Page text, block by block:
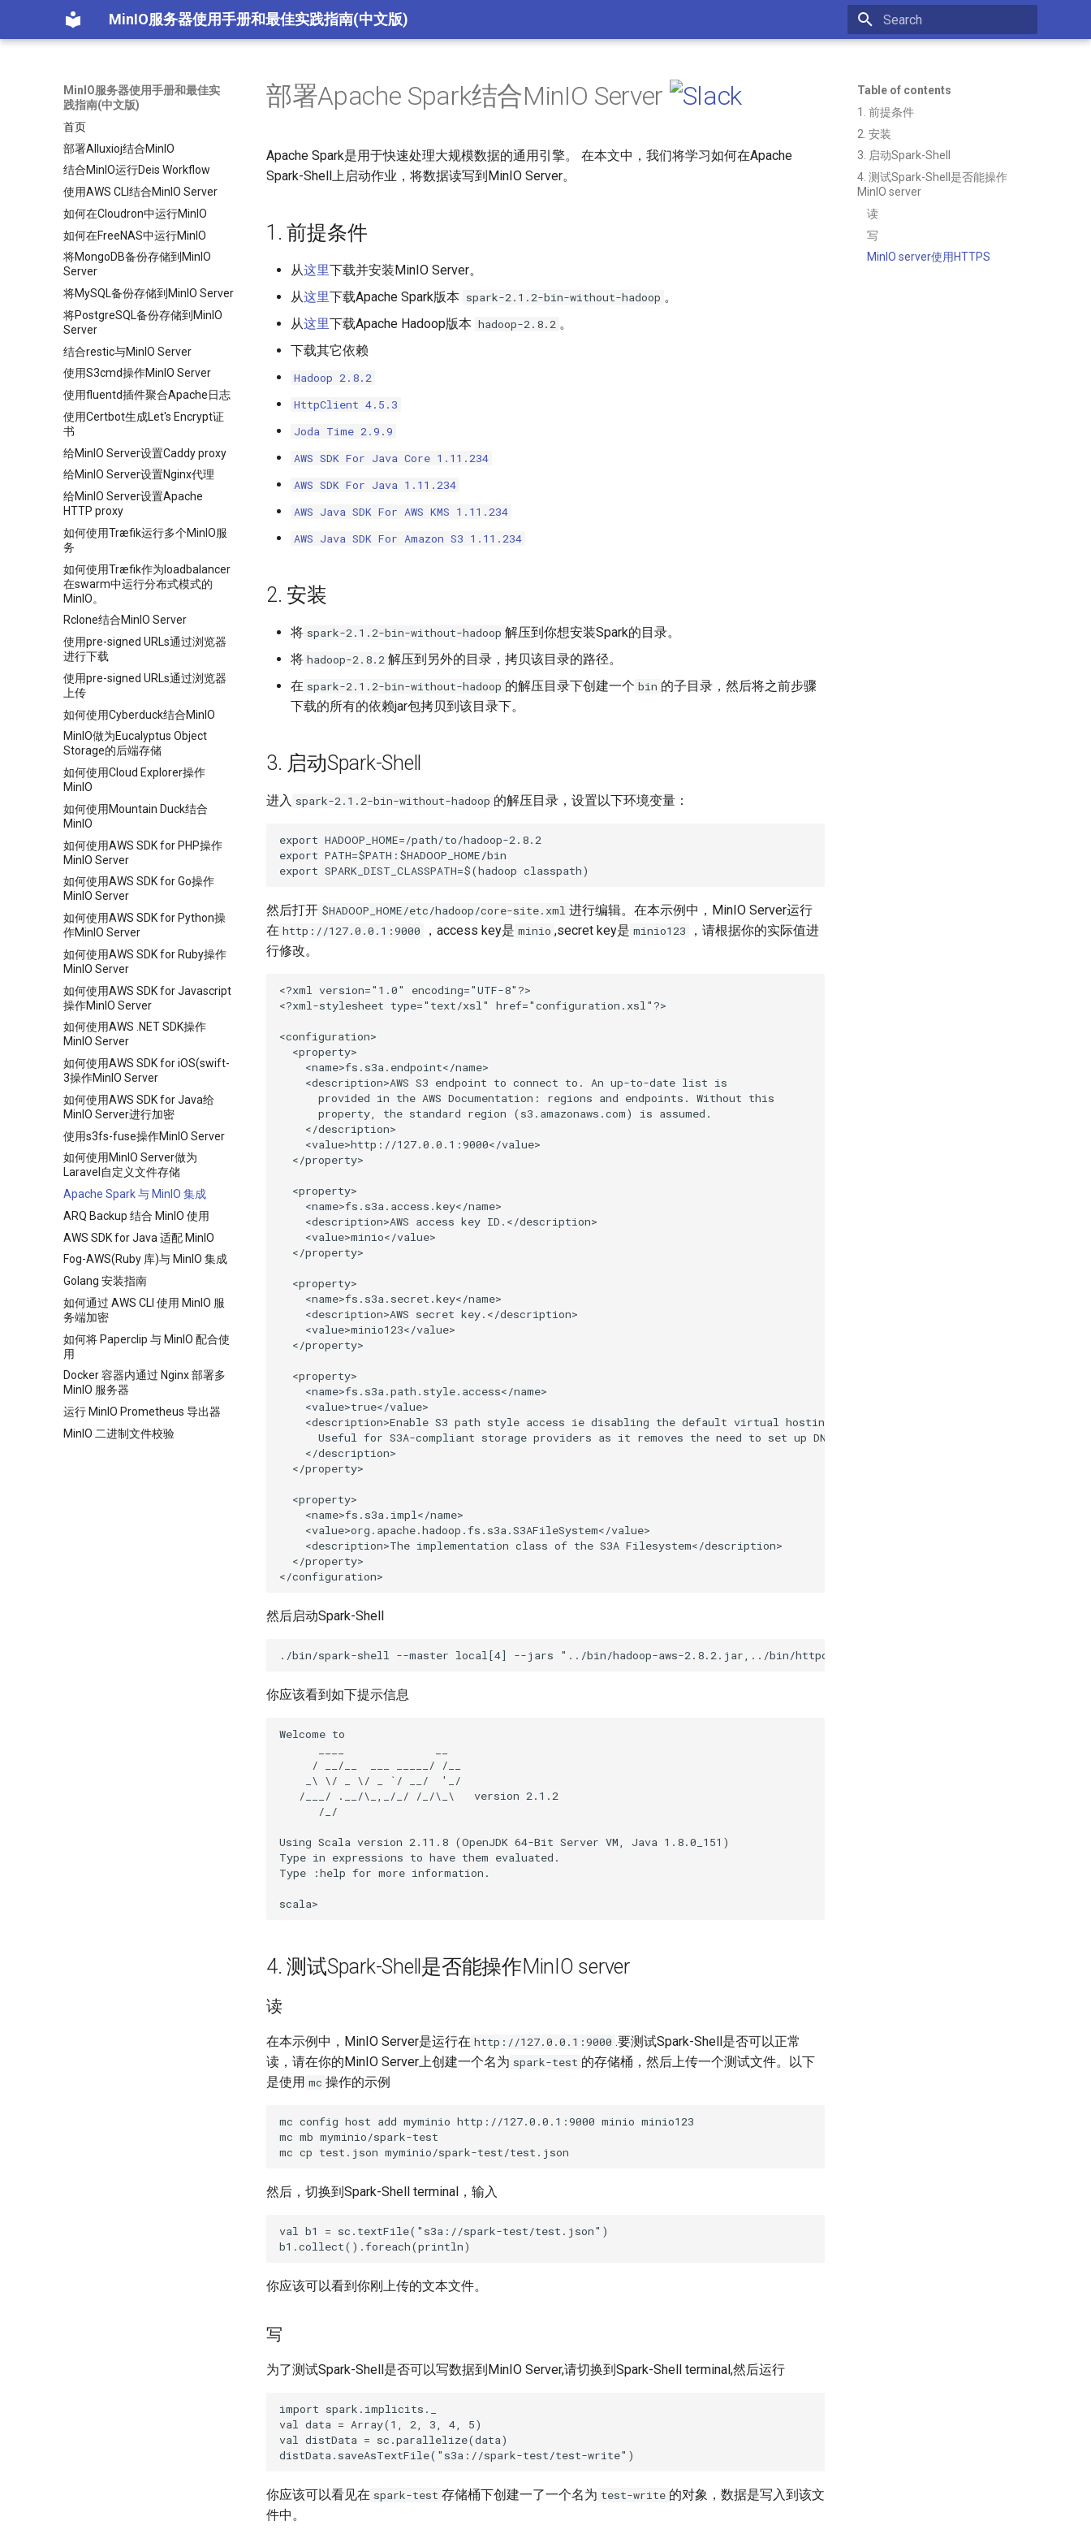
MinIO服务器使用手册和最佳实践指南(中文版)
MinIO服务器使用手册和最佳实
践指南(中文版)
首页
部署Alluxioj结合MinIO
结合MinIO运行Deis Workflow
使用AWS CLI结合MinIO Server
如何在Cloudron中运行MinIO
如何在FreeNAS中运行MinIO
将MongoDB备份存储到MinIO
Server
将MySQL备份存储到MinIO Server
将PostgreSQL备份存储到MinIO
Server
结合restic与MinIO Server
使用S3cmd操作MinIO Server
使用fluentd插件聚合Apache日志
使用Certbot生成Let's Encrypt证
书
给MinIO Server设置Caddy proxy
给MinIO Server设置Nginx代理
给MinIO Server设置Apache
HTTP proxy
如何使用Træfik运行多个MinIO服
务
如何使用Træfik作为loadbalancer
在swarm中运行分布式模式的
MinIO。
Rclone结合MinIO Server
使用pre-signed URLs通过浏览器
进行下载
使用pre-signed URLs通过浏览器
上传
如何使用Cyberduck结合MinIO
MinIO做为Eucalyptus Object
Storage的后端存储
如何使用Cloud Explorer操作
MinIO
如何使用Mountain Duck结合
MinIO
如何使用AWS SDK for PHP操作
MinIO Server
如何使用AWS SDK for Go操作
MinIO Server
如何使用AWS SDK for Python操
作MinIO Server
如何使用AWS SDK for Ruby操作
MinIO Server
如何使用AWS SDK for Javascript
操作MinIO Server
如何使用AWS .NET SDK操作
MinIO Server
如何使用AWS SDK for iOS(swift-
3操作MinIO Server
如何使用AWS SDK for Java给
MinIO Server进行加密
使用s3fs-fuse操作MinIO Server
如何使用MinIO Server做为
Laravel自定义文件存储
Apache Spark 与 MinIO 集成
ARQ Backup 结合 MinIO 使用
AWS SDK for Java 适配 MinIO
Fog-AWS(Ruby 库)与 MinIO 集成
Golang 安装指南
如何通过 AWS CLI 使用 MinIO 服
务端加密
如何将 Paperclip 与 MinIO 配合使
用
Docker 容器内通过 Nginx 部署多
MinIO 服务器
运行 MinIO Prometheus 导出器
MinIO 二进制文件校验
Table of contents
1. 前提条件
2. 安装
3. 启动Spark-Shell
4. 测试Spark-Shell是否能操作
MinIO server
读
写
MinIO server使用HTTPS
部署Apache Spark结合MinIO Server
Apache Spark是用于快速处理大规模数据的通用引擎。 在本文中，我们将学习如何在Apache
Spark-Shell上启动作业，将数据读写到MinIO Server。
1. 前提条件
从这里下载并安装MinIO Server。
从这里下载Apache Spark版本 spark-2.1.2-bin-without-hadoop 。
从这里下载Apache Hadoop版本 hadoop-2.8.2 。
下载其它依赖
Hadoop 2.8.2
HttpClient 4.5.3
Joda Time 2.9.9
AWS SDK For Java Core 1.11.234
AWS SDK For Java 1.11.234
AWS Java SDK For AWS KMS 1.11.234
AWS Java SDK For Amazon S3 1.11.234
2. 安装
将 spark-2.1.2-bin-without-hadoop 解压到你想安装Spark的目录。
将 hadoop-2.8.2 解压到另外的目录，拷贝该目录的路径。
在 spark-2.1.2-bin-without-hadoop 的解压目录下创建一个 bin 的子目录，然后将之前步骤
下载的所有的依赖jar包拷贝到该目录下。
3. 启动Spark-Shell
进入 spark-2.1.2-bin-without-hadoop 的解压目录，设置以下环境变量：
export HADOOP_HOME=/path/to/hadoop-2.8.2
export PATH=$PATH:$HADOOP_HOME/bin
然后打开 $HADOOP_HOME/etc/hadoop/core-site.xml 进行编辑。在本示例中，MinIO Server运行
在 http://127.0.0.1:9000 ，access key是 minio ,secret key是 minio123
，请根据你的实际值进
行修改。
<?xml version="1.0" encoding="UTF-8"?>
<?xml-stylesheet type="text/xsl" href="configuration.xsl"?>
<configuration>
  <property>
    <name>fs.s3a.endpoint</name>
    <description>AWS S3 endpoint to connect to. An up-to-date list is
      provided in the AWS Documentation: regions and endpoints. Without this
      property, the standard region (s3.amazonaws.com) is assumed.
    </description>
    <value>http://127.0.0.1:9000</value>
  </property>
  <property>
    <name>fs.s3a.access.key</name>
    <description>AWS access key ID.</description>
    <value>minio</value>
  </property>
  <property>
    <name>fs.s3a.secret.key</name>
    <description>AWS secret key.</description>
    <value>minio123</value>
  </property>
  <property>
    <name>fs.s3a.path.style.access</name>
    <value>true</value>
    <description>Enable S3 path style access ie disabling the default virtual hosting behaviour.
      Useful for S3A-compliant storage providers as it removes the need to set up DNS for virtual hosting.
    </description>
  </property>
  <property>
    <name>fs.s3a.impl</name>
    <value>org.apache.hadoop.fs.s3a.S3AFileSystem</value>
    <description>The implementation class of the S3A Filesystem</description>
  </property>
然后启动Spark-Shell
你应该看到如下提示信息
Welcome to
     / __/__  ___ _____/ /__
    _\ \/ _ \/ _ `/ __/  '_/
   /___/ .__/\_,_/_/ /_/\_\   version 2.1.2
      /_/
Using Scala version 2.11.8 (OpenJDK 64-Bit Server VM, Java 1.8.0_151)
Type in expressions to have them evaluated.
Type :help for more information.
4. 测试Spark-Shell是否能操作MinIO server
读
在本示例中，MinIO Server是运行在 http://127.0.0.1:9000 .要测试Spark-Shell是否可以正常
读，请在你的MinIO Server上创建一个名为 spark-test 的存储桶，然后上传一个测试文件。以下
是使用 mc 操作的示例
mc config host add myminio http://127.0.0.1:9000 minio minio123
mc mb myminio/spark-test
然后，切换到Spark-Shell terminal，输入
val b1 = sc.textFile("s3a://spark-test/test.json")
你应该可以看到你刚上传的文本文件。
写
为了测试Spark-Shell是否可以写数据到MinIO Server,请切换到Spark-Shell terminal,然后运行
import spark.implicits._
val data = Array(1, 2, 3, 4, 5)
val distData = sc.parallelize(data)
你应该可以看见在 spark-test 存储桶下创建一了一个名为 test-write 的对象，数据是写入到该文
件中。